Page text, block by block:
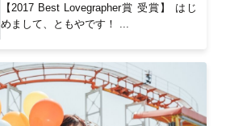
【2017 Best Lovegrapher賞 受賞】 はじ
めまして、ともやです！ ...